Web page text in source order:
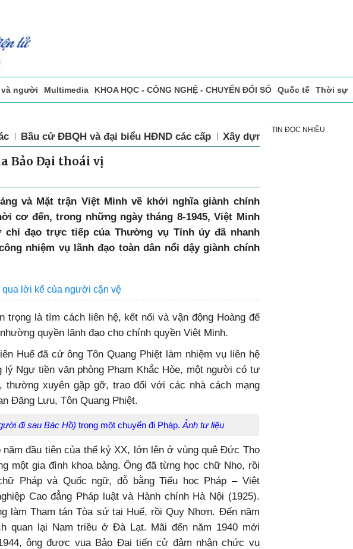
người Multimedia KHOA HỌC - CÔNG NGHỆ - CHUYỂN ĐỔI SỐ Quốc tế Thời sự
Bầu cử ĐBQH và đại biểu HĐND các cấp Xây dựng Đảng
Bảo Đại thoái vị
và Mặt trận Việt Minh về khởi nghĩa giành chính
cơ đến, trong những ngày tháng 8-1945, Việt Minh
chỉ đạo trực tiếp của Thường vụ Tỉnh ủy đã nhanh
nhiệm vụ lãnh đạo toàn dân nổi dậy giành chính
lời kể của người cận vệ
trọng là tìm cách liên hệ, kết nối và vận động Hoàng đế
quyền lãnh đạo cho chính quyền Việt Minh.
Huế đã cử ông Tôn Quang Phiệt làm nhiệm vụ liên hệ
lý Ngự tiền văn phòng Phạm Khắc Hòe, một người có tư
xuyên gặp gỡ, trao đổi với các nhà cách mạng
Đăng Lưu, Tôn Quang Phiệt.
đi sau Bác Hồ) trong một chuyến đi Pháp.Ảnh tư liệu
năm đầu tiên của thế kỷ XX, lớn lên ở vùng quê Đức Thọ
một gia đình khoa bảng. Ông đã từng học chữ Nho, rồi
Pháp và Quốc ngữ, đỗ bằng Tiểu học Pháp – Việt
Cao đẳng Pháp luật và Hành chính Hà Nội (1925).
làm Tham tán Tòa sứ tại Huế, rồi Quy Nhơn. Đến năm
quan lại Nam triều ở Đà Lạt. Mãi đến năm 1940 mới
ông được vua Bảo Đại tiến cử đảm nhận chức vụ
TIN ĐỌC NHIỀU